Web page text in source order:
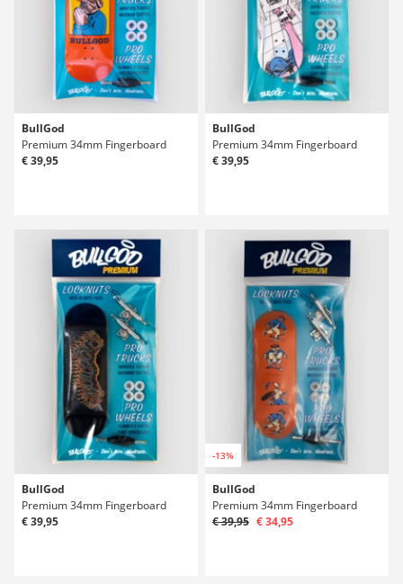
BullGod
Premium 34mm Fingerboard
€ 39,95
BullGod
Premium 34mm Fingerboard
€ 39,95
BullGod
Premium 34mm Fingerboard
€ 39,95
-13%
BullGod
Premium 34mm Fingerboard
€ 39,95 € 34,95